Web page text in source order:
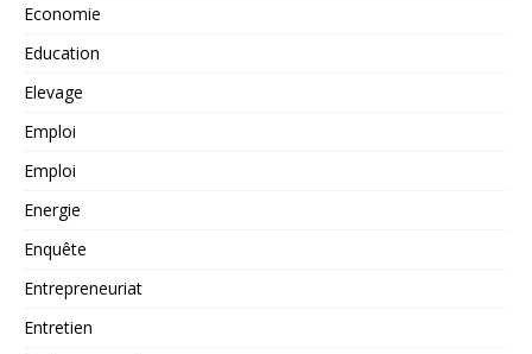
Economie
Education
Elevage
Emploi
Emploi
Energie
Enquête
Entrepreneuriat
Entretien